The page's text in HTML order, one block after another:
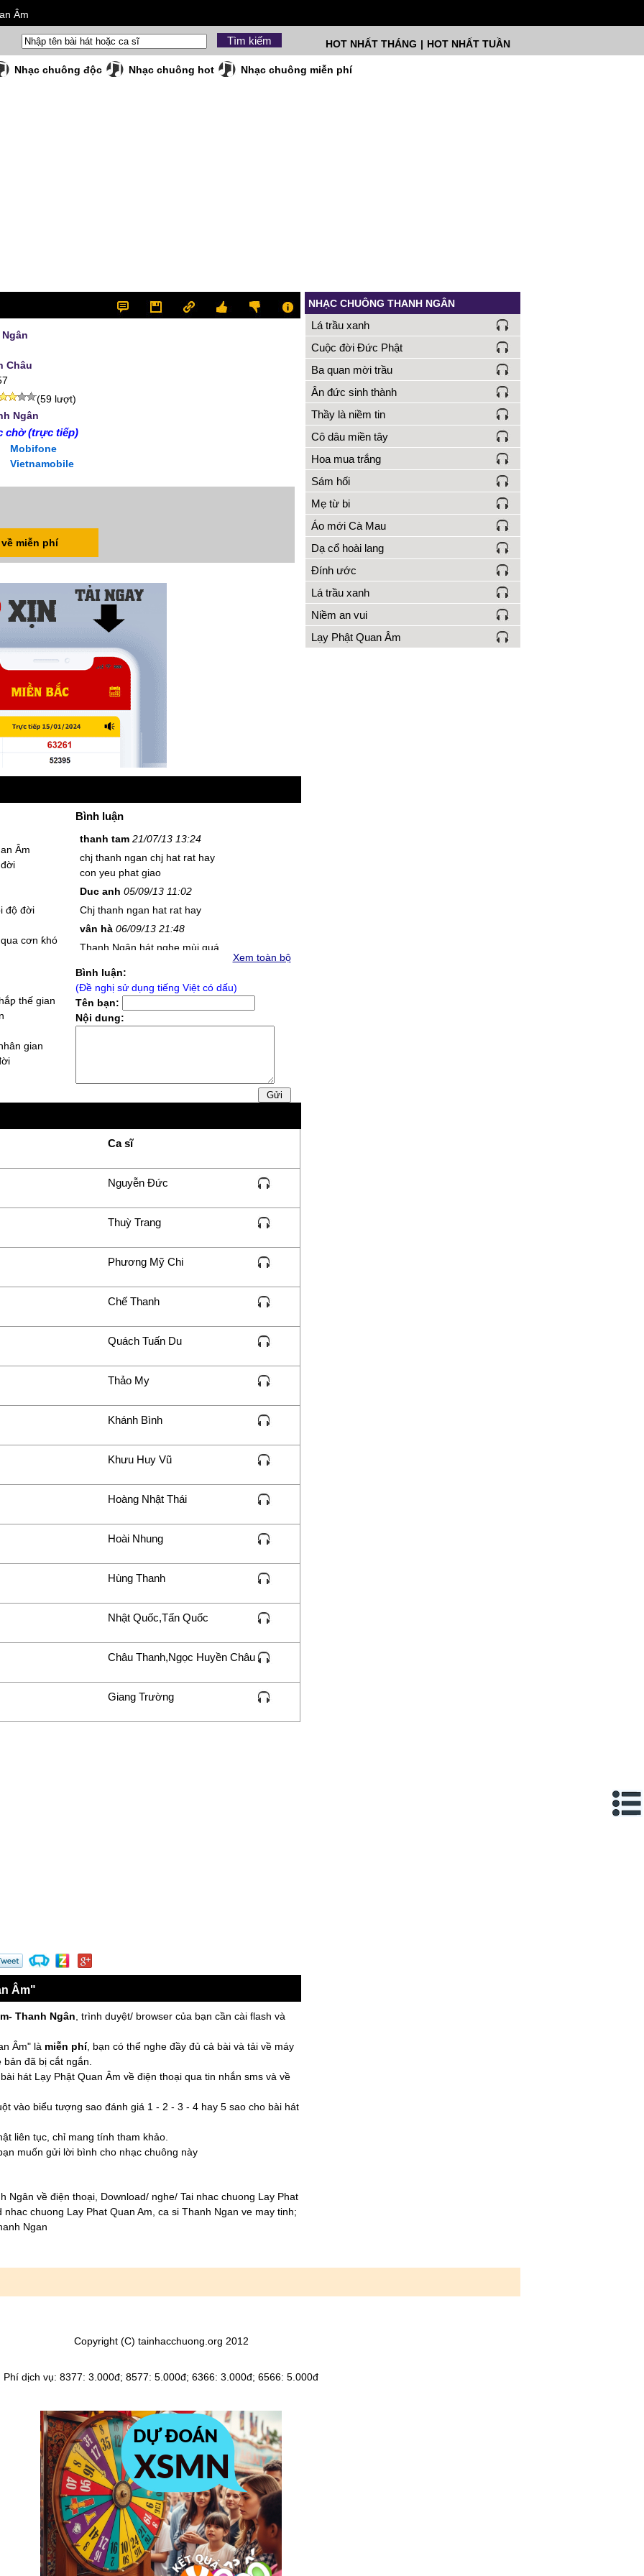
Âm
HOT NHẤT TUẦN
|
HOT NHẤT THÁNG
Nhạc chuông độc Nhạc chuông hot Nhạc chuông miễn phí
Châu
(59 lượt)
Ngân
chờ (trực tiếp)
Mobifone
Vietnamobile
miễn phí
Âm
độ đời
cơn ƙhó
thế gian
gian
rạng ngời
Âm
độ đời
cơn ƙhó
thế gian
gian
rạng ngời
rạng ngời
Bình luận
thanh tam21/07/13 13:24
chj thanh ngan chj hat rat hay
con yeu phat giao
Duc anh 05/09/13 11:02
Chj thanh ngan hat rat hay
vân hà06/09/13 21:48
Thanh Ngân hát nghe mùi quá
nhất là những bài vọng cổ do
các nghệ sĩ tên tuổi của miền
nam hát
phuong lien20/05/15 5:22
Xem toàn bộ
Bình luận:
(Đề nghị sử dụng tiếng Việt có dấu)
Tên bạn:
Nội dung:
Ca sĩ
Nguyễn Đức
Thuỳ Trang
Phương Mỹ Chi
Chế Thanh
Quách Tuấn Du
Thảo My
Khánh Bình
Khưu Huy Vũ
Hoàng Nhật Thái
Hoài Nhung
Hùng Thanh
Nhật Quốc,Tấn Quốc
Châu Thanh,Ngọc Huyền Châu
Giang Trường
Âm"
Thanh Ngân , trình duyệt/ browser của bạn cần cài flash và
Âm" là miễn phí, bạn có thể nghe đầy đủ cả bài và tải về máy
đã bị cắt ngắn.
hát Lạy Phật Quan Âm về điện thoại qua tin nhắn sms và về
vào biểu tượng sao đánh giá 1 - 2 - 3 - 4 hay 5 sao cho bài hát
liên tục, chỉ mang tính tham khảo.
muốn gửi lời bình cho nhạc chuông này
Ngân về điện thoại, Download/ nghe/ Tai nhac chuong Lay Phat
chuong Lay Phat Quan Am, ca si Thanh Ngan ve may tinh;
Ngan
NHẠC CHUÔNG THANH NGÂN
Lá trầu xanh
Cuộc đời Đức Phật
Ba quan mời trầu
Ân đức sinh thành
Thầy là niềm tin
Cô dâu miền tây
Hoa mua trắng
Sám hối
Mẹ từ bi
Áo mới Cà Mau
Dạ cổ hoài lang
Đính ước
Lá trầu xanh
Niềm an vui
Lạy Phật Quan Âm
Copyright (C) tainhacchuong.org 2012
Phí dịch vụ: 8377: 3.000đ; 8577: 5.000đ; 6366: 3.000đ; 6566: 5.000đ